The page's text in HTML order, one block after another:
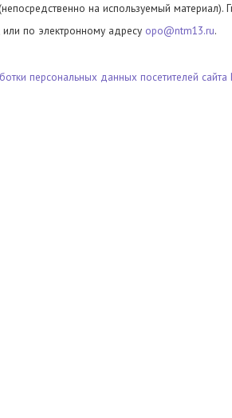
на используемый материал).
или по электронному адресу opo@ntm13.ru.
персональных данных посетителей